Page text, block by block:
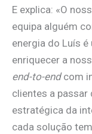
E explica: «O
equipa alguém
energia do Luís
enriquecer a
end-to-endcom
clientes a passar
estratégica da
cada solução